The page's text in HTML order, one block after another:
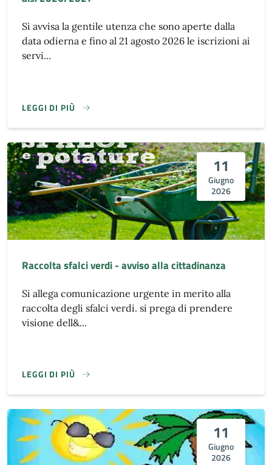
Si avvisa la gentile utenza che sono aperte dalla
data odierna e fino al 21 agosto 2026 le iscrizioni ai
servi...
LEGGI DI PIÙ
11
Giugno
2026
Raccolta sfalci verdi - avviso alla cittadinanza
Si allega comunicazione urgente in merito alla
raccolta degli sfalci verdi. si prega di prendere
visione dell&...
LEGGI DI PIÙ
11
Giugno
2026